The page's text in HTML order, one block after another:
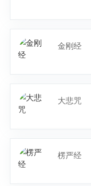
金刚经
大悲咒
楞严经